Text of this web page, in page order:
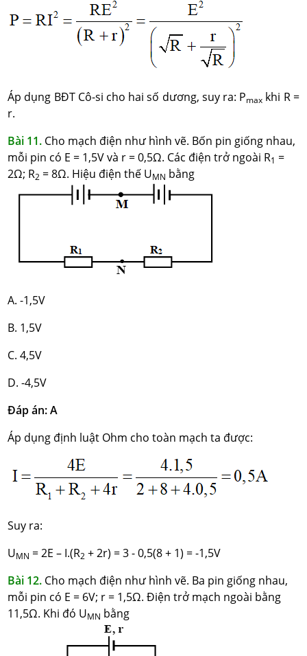
Áp dụng BĐT Cô-si cho hai số dương, suy ra: Pmax khi R =
r.
Bài 11. Cho mạch điện như hình vẽ. Bốn pin giống nhau,
mỗi pin có E = 1,5V và r = 0,5Ω. Các điện trở ngoài R1 =
2Ω; R2 = 8Ω. Hiệu điện thế UMN bằng
A. -1,5V
B. 1,5V
C. 4,5V
D. -4,5V
Đáp án: A
Áp dụng định luật Ohm cho toàn mạch ta được:
Suy ra:
UMN = 2E – I.(R2 + 2r) = 3 - 0,5(8 + 1) = -1,5V
Bài 12. Cho mạch điện như hình vẽ. Ba pin giống nhau,
mỗi pin có E = 6V; r = 1,5Ω. Điện trở mạch ngoài bằng
11,5Ω. Khi đó UMN bằng